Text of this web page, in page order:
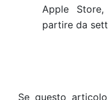
Apple
partire da
Se questo